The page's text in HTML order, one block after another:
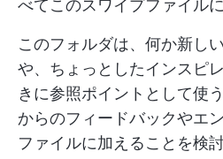
べてこのスワイプファイルに
このフォルダは、何か新し
や、ちょっとしたインスピ
きに参照ポイントとして使
からのフィードバックやエ
ファイルに加えることを検討